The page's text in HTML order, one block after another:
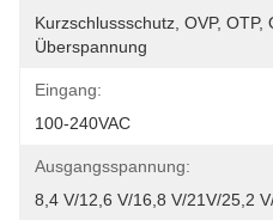
Kurzschlussschutz, OVP, OTP,
Überspannung
Eingang:
100-240VAC
Ausgangsspannung:
8,4 V/12,6 V/16,8 V/21V/25,2